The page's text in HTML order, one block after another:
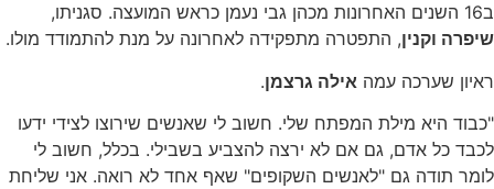
סגניתו,
וקנין, התפטרה מתפקידה לאחרונה על מנת להתמודד מולו.
שערכה עמהאילה גרצמן.
היא מילת המפתח שלי. חשוב לי שאנשים שירוצו לצידי ידעו
כל אדם, גם אם לא ירצה להצביע בשבילי. בכלל, חשוב לי
תודה גם "לאנשים השקופים" שאף אחד לא רואה. אני שליחת